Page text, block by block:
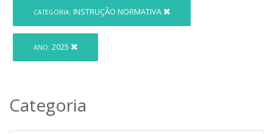
CATEGORIA: INSTRUÇÃO NORMATIVA
ANO: 2025
Categoria